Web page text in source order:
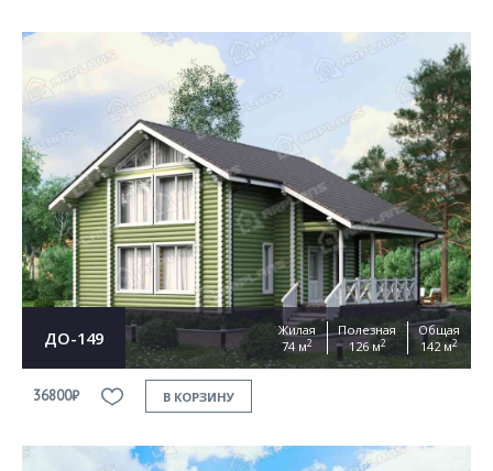
ДО-149
Жилая
74 м2
Полезная
126 м2
Общая
142 м2
36800₽ В КОРЗИНУ